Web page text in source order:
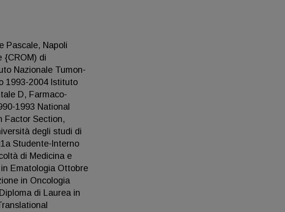
Pascale, Napoli
{CROM) di
Nazionale Tumon-
1993-2004 lstituto
D, Farmaco-
1993 National
Factor Section,
degli studi di
Studente-lnterno
di Medicina e
Ematologia Ottobre
in Oncologia
di Laurea in